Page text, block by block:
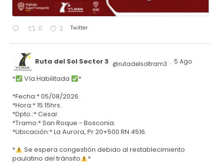
0 2 Twitter
Ruta del Sol Sector 3 @rutadelsoltram3 · 5 Ago
* Vía Habilitada
*
*Fecha:* 05/08/2026.
*Hora:* 15:15hrs.
*Dpto.:* Cesar.
*Tramo:* San Roque - Bosconia.
*Ubicación:* La Aurora, Pr 20+500 RN 4516.
*
Se espera congestión debido al restablecimiento
paulatino del tránsito
*